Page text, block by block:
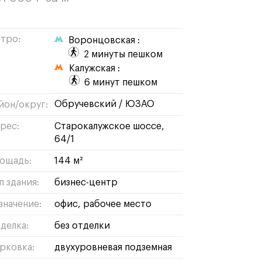
Воронцовская :
2 минуты пешком
Калужская :
6 минут пешком
округ: обручевский/ ЮЗАО
Старокалужское шоссе,
64/1
144 м²
здания: бизнес-центр
офис рабочее место
без отделки
двухуровневая подземная